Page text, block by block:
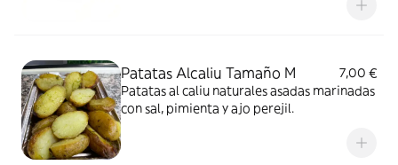
Patatas Alcaliu Tamaño M
7,00 €
Patatas al caliu naturales asadas marinadas
con sal, pimienta y ajo perejil.